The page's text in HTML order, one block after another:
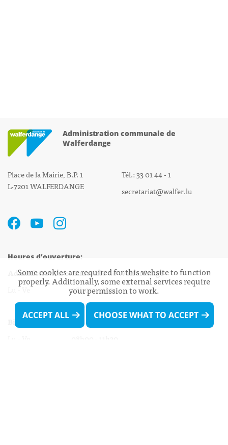
Administration communale de
Walferdange
Place de la Mairie, B.P. 1
L-7201 WALFERDANGE
Tél.: 33 01 44 - 1
secretariat@walfer.lu
Heures d’ouverture:
Administration communale de Walferdange
Lu - Ve 08h00 - 11h30
13h30 - 16h00
Biergercenter
Some cookies are required for this website to function
properly. Additionally, some external services require
your permission to work.
ACCEPT ALL CHOOSE WHAT TO ACCEPT